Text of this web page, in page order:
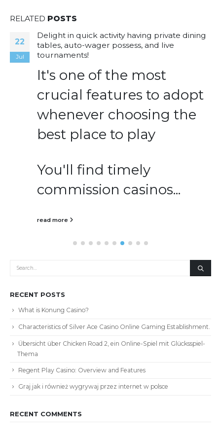
RELATED POSTS
22
Jul
Delight in quick activity having private dining
tables, auto-wager possess, and live
tournaments!
It's one of the most
crucial features to adopt
whenever choosing the
best place to play
You'll find timely
commission casinos...
read more
RECENT POSTS
What is Konung Casino?
Characteristics of Silver Ace Casino Online Gaming Establishment.
Übersicht über Chicken Road 2, ein Online-Spiel mit Glücksspiel-
Thema
Regent Play Casino: Overview and Features
Graj jak i również wygrywaj przez internet w polsce
RECENT COMMENTS